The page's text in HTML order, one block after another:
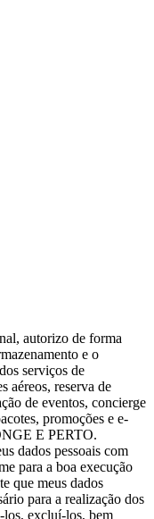
autorizo de forma
e o
serviços de
aéreos, reserva de
de eventos, concierge
promoções e e-
E PERTO.
dados pessoais com
para a boa execução
que meus dados
para a realização dos
los, excluí-los, bem